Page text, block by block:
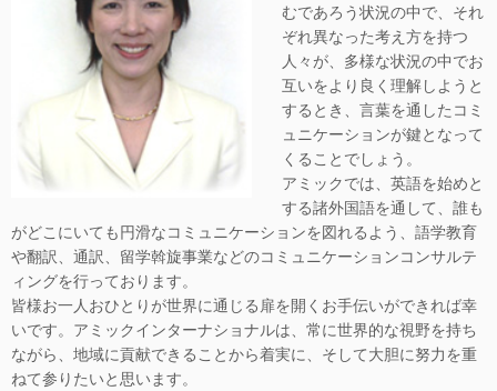
むであろう状況の中で、それ
ぞれ異なった考え方を持つ
人々が、多様な状況の中でお
互いをより良く理解しようと
するとき、言葉を通したコミ
ュニケーションが鍵となって
くることでしょう。
アミックでは、英語を始めと
する諸外国語を通して、誰も
がどこにいても円滑なコミュニケーションを図れるよう、語学教育
や翻訳、通訳、留学斡旋事業などのコミュニケーションコンサルテ
ィングを行っております。
皆様お一人おひとりが世界に通じる扉を開くお手伝いができれば幸
いです。アミックインターナショナルは、常に世界的な視野を持ち
ながら、地域に貢献できることから着実に、そして大胆に努力を重
ねて参りたいと思います。